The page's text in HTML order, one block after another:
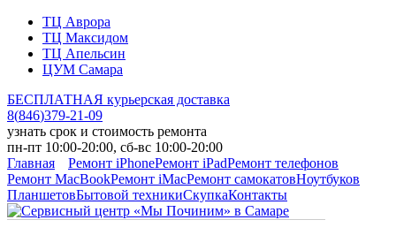
ТЦ Аврора
ТЦ Максидом
ТЦ Апельсин
ЦУМ Самара
БЕСПЛАТНАЯ курьерская доставка
8(846)379-21-09
узнать срок и стоимость ремонта
пн-пт 10:00-20:00, сб-вс 10:00-20:00
Главная
Ремонт iPhoneРемонт iPadРемонт телефонов
Ремонт MacBookРемонт iMacРемонт самокатовНоутбуков
ПланшетовБытовой техникиСкупкаКонтакты